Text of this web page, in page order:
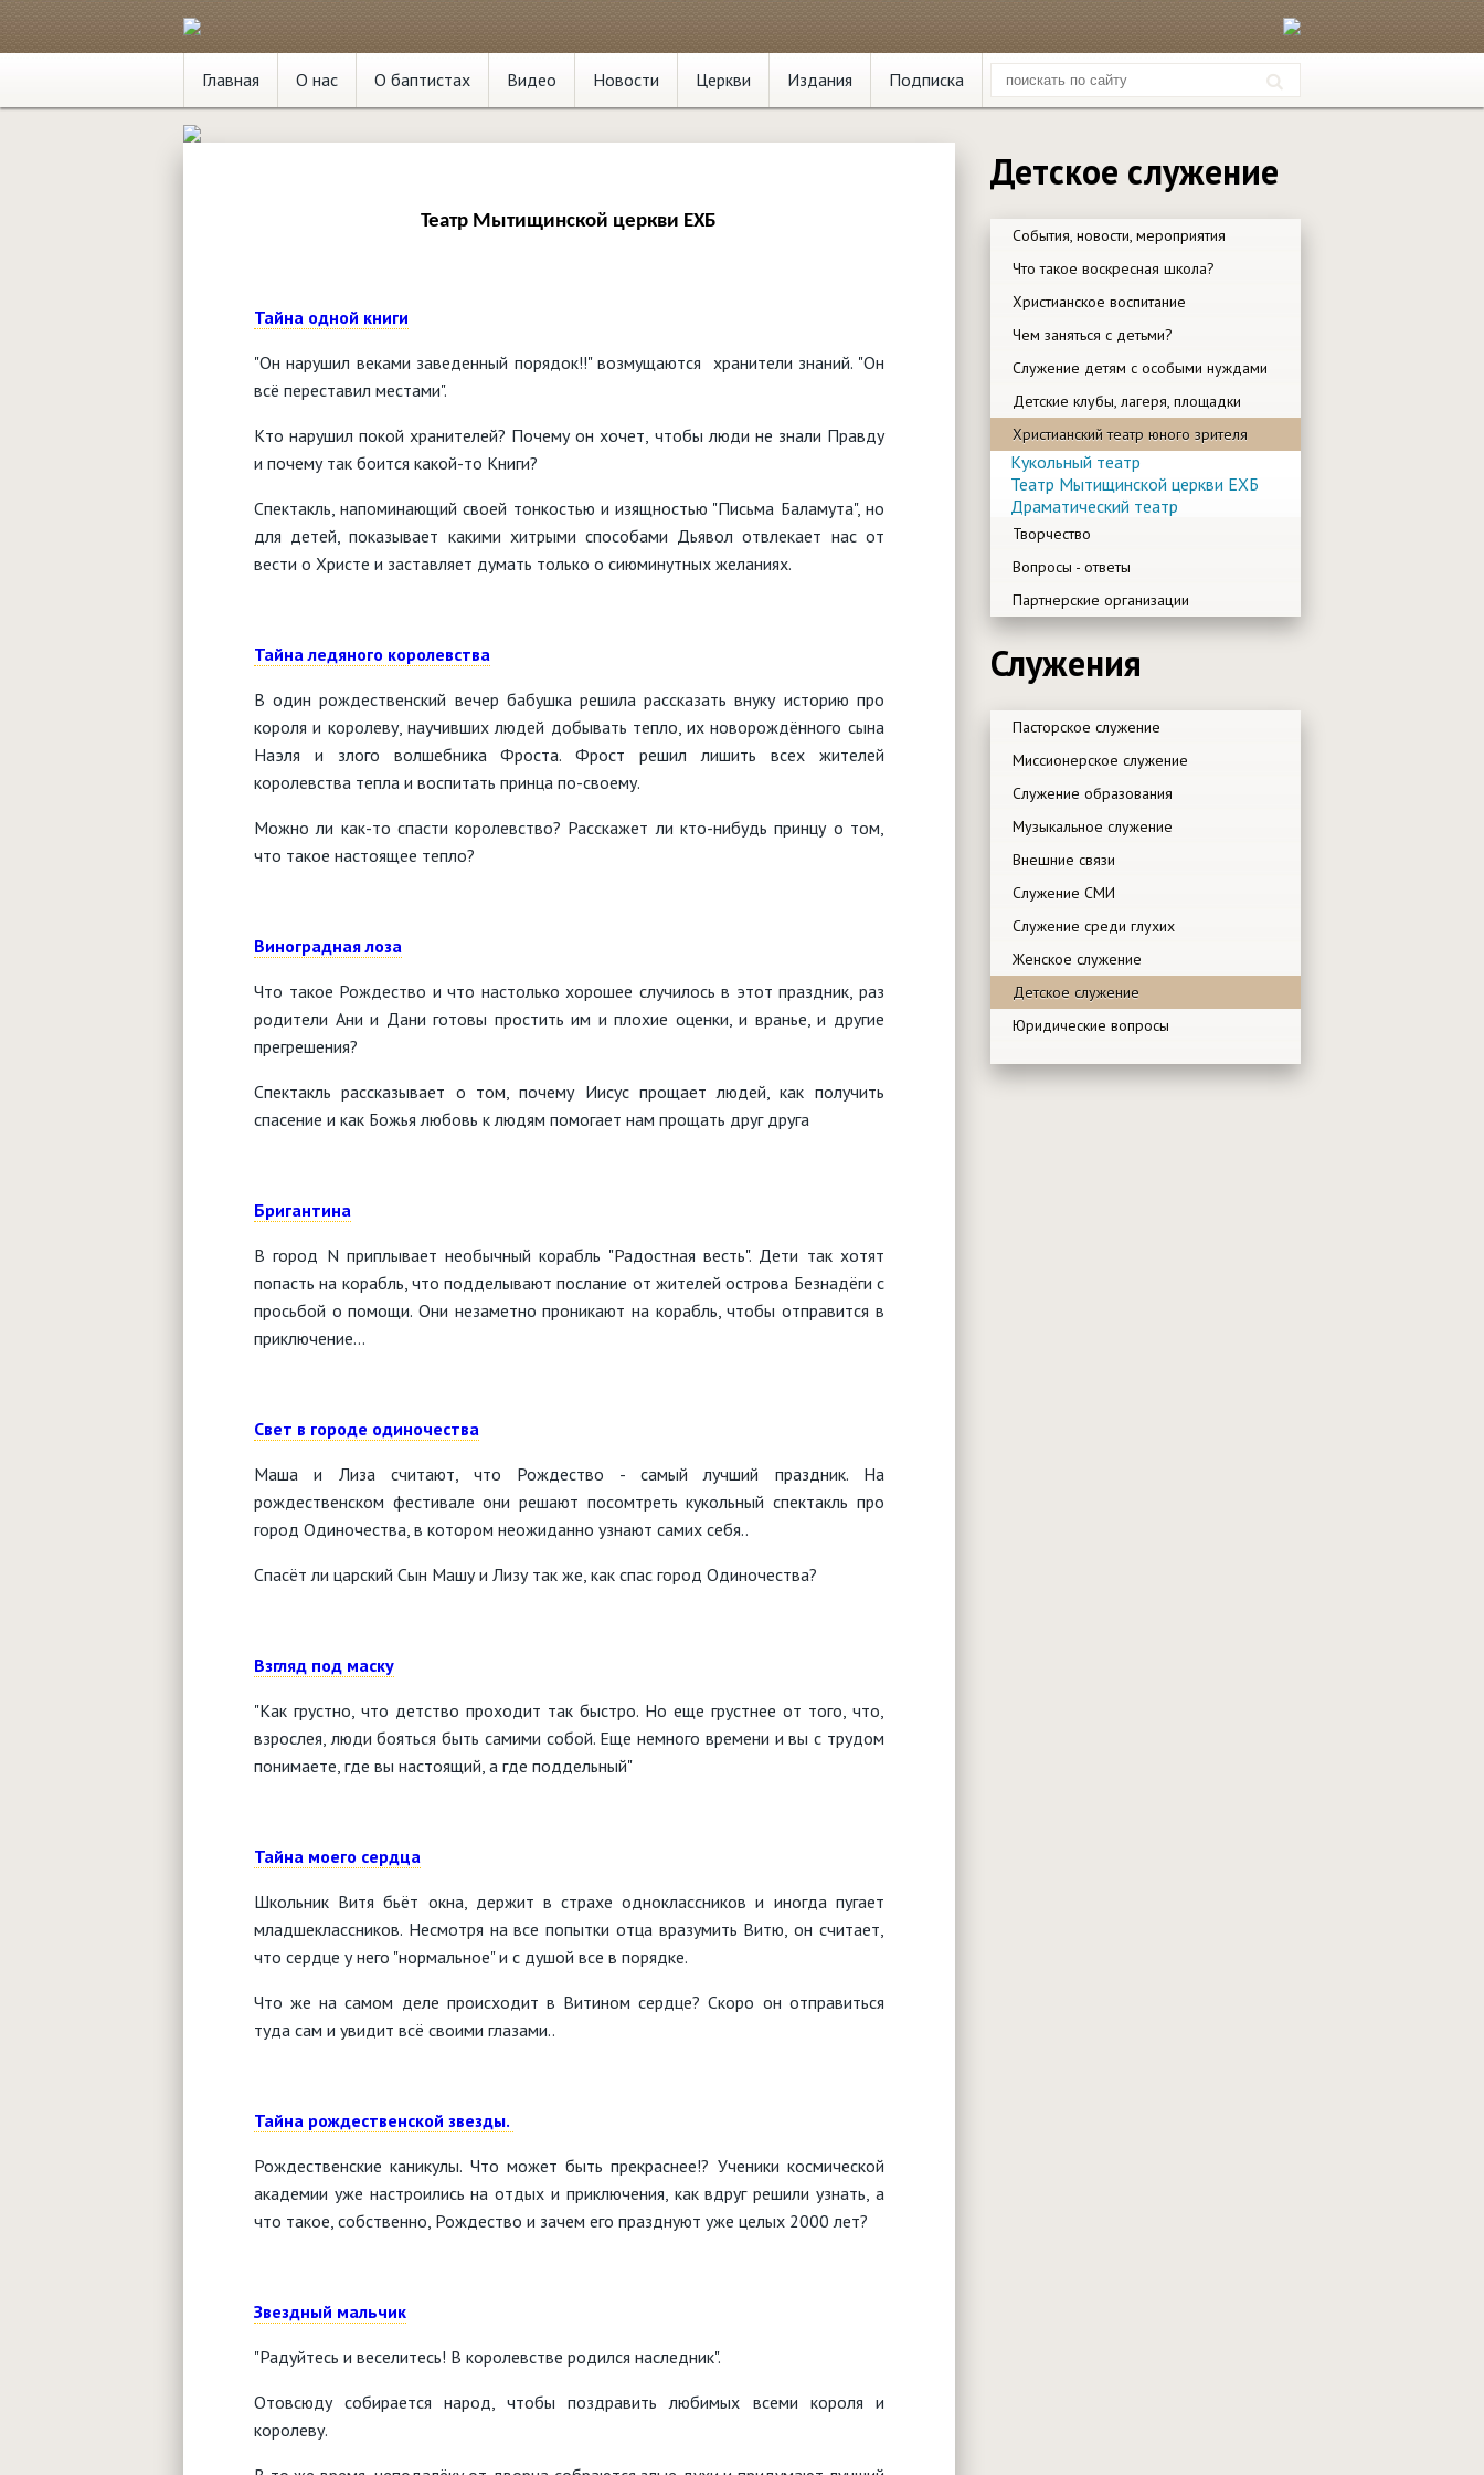
Главная О нас О баптистах Видео Новости Церкви Издания Подписка
Театр Мытищинской церкви ЕХБ
Тайна одной книги
"Он нарушил веками заведенный порядок!!" возмущаются хранители знаний. "Он
всë переставил местами".
Кто нарушил покой хранителей? Почему он хочет, чтобы люди не знали Правду
и почему так боится какой-то Книги?
Спектакль, напоминающий своей тонкостью и изящностью "Письма Баламута", но
для детей, показывает какими хитрыми способами Дьявол отвлекает нас от
вести о Христе и заставляет думать только о сиюминутных желаниях.
Тайна ледяного королевства
В один рождественский вечер бабушка решила рассказать внуку историю про
короля и королеву, научивших людей добывать тепло, их новорождённого сына
Наэля и злого волшебника Фроста. Фрост решил лишить всех жителей
королевства тепла и воспитать принца по-своему.
Можно ли как-то спасти королевство? Расскажет ли кто-нибудь принцу о том,
что такое настоящее тепло?
Виноградная лоза
Что такое Рождество и что настолько хорошее случилось в этот праздник, раз
родители Ани и Дани готовы простить им и плохие оценки, и вранье, и другие
прегрешения?
Спектакль рассказывает о том, почему Иисус прощает людей, как получить
спасение и как Божья любовь к людям помогает нам прощать друг друга
Бригантина
В город N приплывает необычный корабль "Радостная весть". Дети так хотят
попасть на корабль, что подделывают послание от жителей острова Безнадёги с
просьбой о помощи. Они незаметно проникают на корабль, чтобы отправится в
приключение...
Свет в городе одиночества
Маша и Лиза считают, что Рождество - самый лучший праздник. На
рождественском фестивале они решают посомтреть кукольный спектакль про
город Одиночества, в котором неожиданно узнают самих себя..
Спасëт ли царский Сын Машу и Лизу так же, как спас город Одиночества?
Взгляд под маску
"Как грустно, что детство проходит так быстро. Но еще грустнее от того, что,
взрослея, люди бояться быть самими собой. Еще немного времени и вы с трудом
понимаете, где вы настоящий, а где поддельный"
Тайна моего сердца
Школьник Витя бьëт окна, держит в страхе одноклассников и иногда пугает
младшеклассников. Несмотря на все попытки отца вразумить Витю, он считает,
что сердце у него "нормальное" и с душой все в порядке.
Что же на самом деле происходит в Витином сердце? Скоро он отправиться
туда сам и увидит всë своими глазами..
Тайна рождественской звезды.
Рождественские каникулы. Что может быть прекраснее!? Ученики космической
академии уже настроились на отдых и приключения, как вдруг решили узнать, а
что такое, собственно, Рождество и зачем его празднуют уже целых 2000 лет?
Звездный мальчик
"Радуйтесь и веселитесь! В королевстве родился наследник".
Отовсюду собирается народ, чтобы поздравить любимых всеми короля и
королеву.
Детское служение
События, новости, мероприятия
Что такое воскресная школа?
Христианское воспитание
Чем заняться с детьми?
Служение детям с особыми нуждами
Детские клубы, лагеря, площадки
Христианский театр юного зрителя
Кукольный театр
Театр Мытищинской церкви ЕХБ
Драматический театр
Творчество
Вопросы - ответы
Партнерские организации
Служения
Пасторское служение
Миссионерское служение
Служение образования
Музыкальное служение
Внешние связи
Служение СМИ
Служение среди глухих
Женское служение
Детское служение
Юридические вопросы